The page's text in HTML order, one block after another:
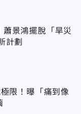
蕭景鴻擺脫「旱災
新計劃
限！曝「痛到像